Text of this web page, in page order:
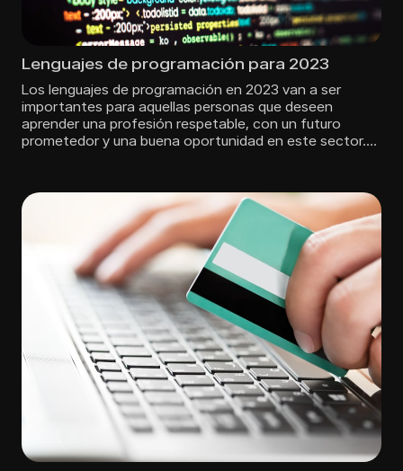
Lenguajes de programación para 2023
Los lenguajes de programación en 2023 van a ser
importantes para aquellas personas que deseen
aprender una profesión respetable, con un futuro
prometedor y una buena oportunidad en este sector.…